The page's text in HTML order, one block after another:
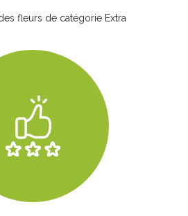
fleurs de catégorie Extra